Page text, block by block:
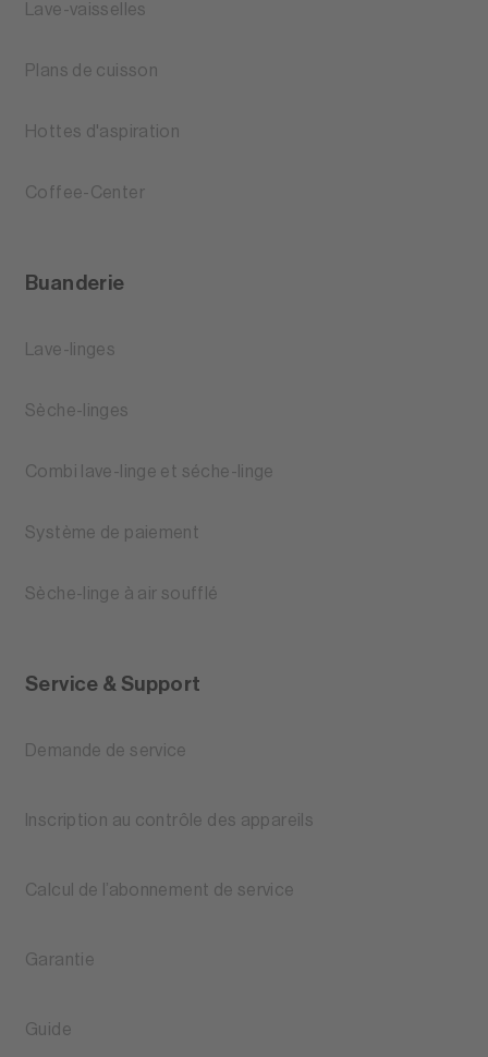
Lave-vaisselles
Plans de cuisson
Hottes d'aspiration
Coffee-Center
Buanderie
Lave-linges
Sèche-linges
Combi lave-linge et séche-linge
Système de paiement
Sèche-linge à air soufflé
Service & Support
Demande de service
Inscription au contrôle des appareils
Calcul de l’abonnement de service
Garantie
Guide